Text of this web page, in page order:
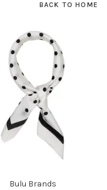
BACK TO HOME
Bulu Brands